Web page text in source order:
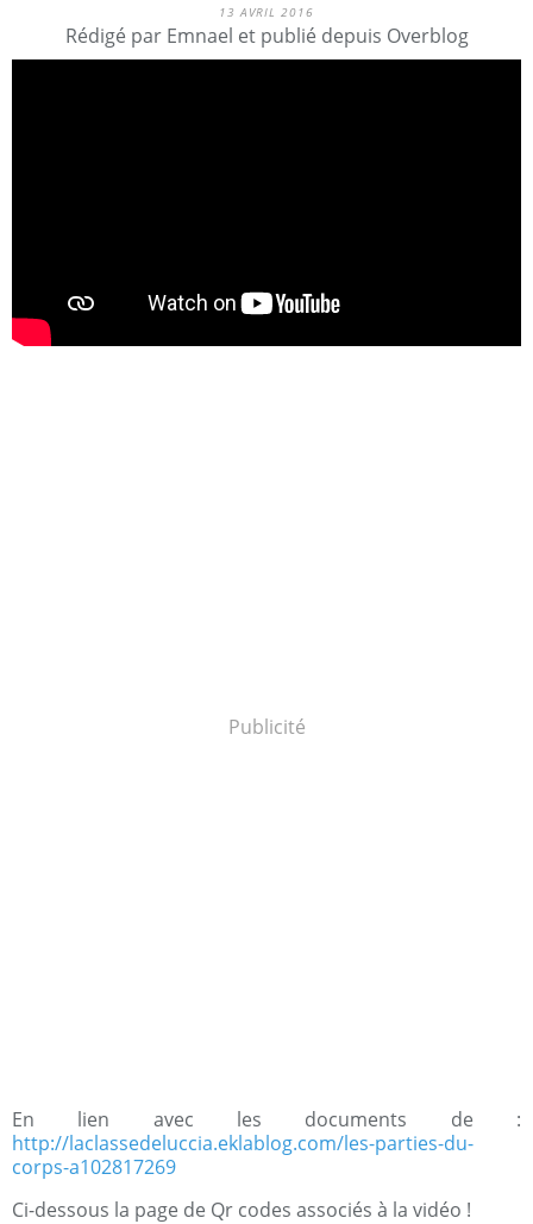
13 AVRIL 2016
Rédigé par Emnael et publié depuis Overblog
Publicité
En lien avec les documents de :
http://laclassedeluccia.eklablog.com/les-parties-du-
corps-a102817269
Ci-dessous la page de Qr codes associés à la vidéo !